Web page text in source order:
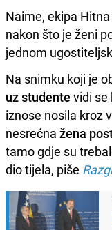
Naime, ekipa
nakon što je ženi
jednom
Na snimku koji je
uz studente vidi se
iznose nosila kroz
nesrećna žena
tamo gdje su
dio tijela, piše